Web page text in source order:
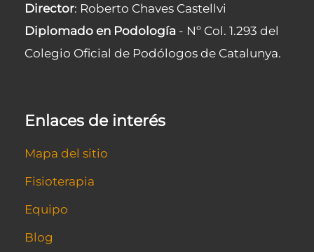
Director: Roberto Chaves Castellvi
Diplomado en Podología - Nº Col. 1.293 del
Colegio Oficial de Podólogos de Catalunya.
Enlaces de interés
Mapa del sitio
Fisioterapia
Equipo
Blog